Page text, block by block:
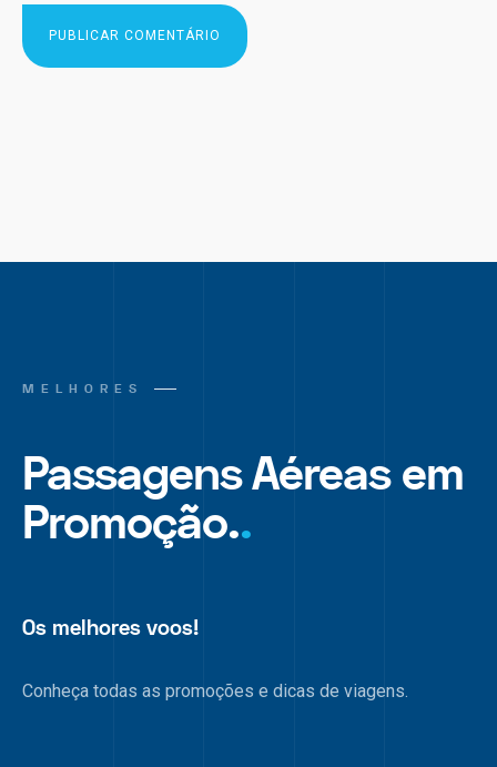
MELHORES
Passagens Aéreas em
Promoção..
Os melhores voos!
Conheça todas as promoções e dicas de viagens.